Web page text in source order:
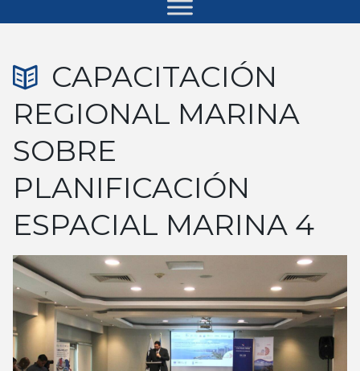
CAPACITACIÓN
REGIONAL MARINA
SOBRE
PLANIFICACIÓN
ESPACIAL MARINA 4